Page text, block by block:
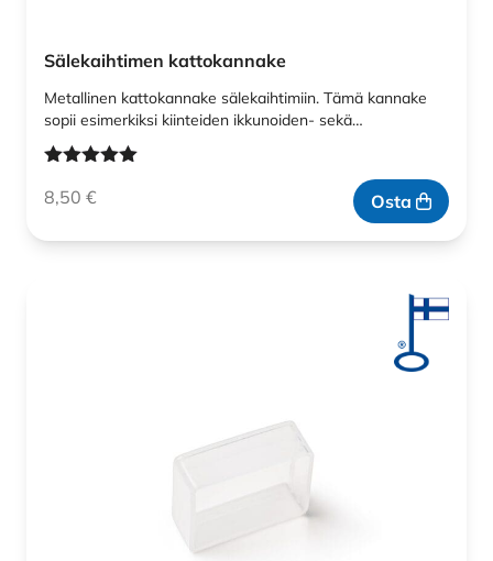
Sälekaihtimen kattokannake
Metallinen kattokannake sälekaihtimiin. Tämä kannake
sopii esimerkiksi kiinteiden ikkunoiden- sekä…
tuotteesta:
8,50 € Osta